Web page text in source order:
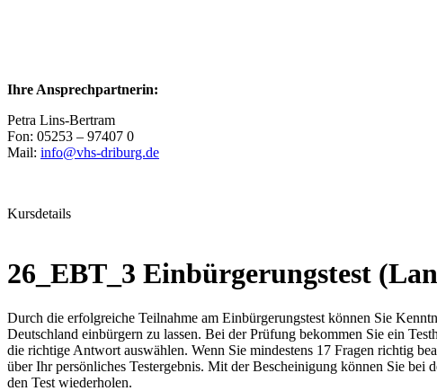
Ihre Ansprechpartnerin:
Petra Lins-Bertram
Fon: 05253 – 97407 0
Mail: info@vhs-driburg.de
Kursdetails
26_EBT_3 Einbürgerungstest
Durch die erfolgreiche Teilnahme am Einbürgerungstest können Sie
Deutschland einbürgern zu lassen. Bei der Prüfung bekommen Sie ein
die richtige Antwort auswählen. Wenn Sie mindestens 17 Fragen richtig
über Ihr persönliches Testergebnis. Mit der Bescheinigung können Sie bei
den Test wiederholen.